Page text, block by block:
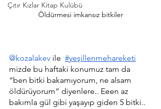
Çıtır Kızlar Kitap Kulübü
Öldürmesi imkansız bitkiler
@kozalakev ile #yeşillenmehareketi
mizde bu haftaki konumuz tam da
“ben bitki bakamıyorum, ne alsam
öldürüyorum” diyenlere.. Eeen az
bakımla gül gibi yaşayıp giden 5 bitki..